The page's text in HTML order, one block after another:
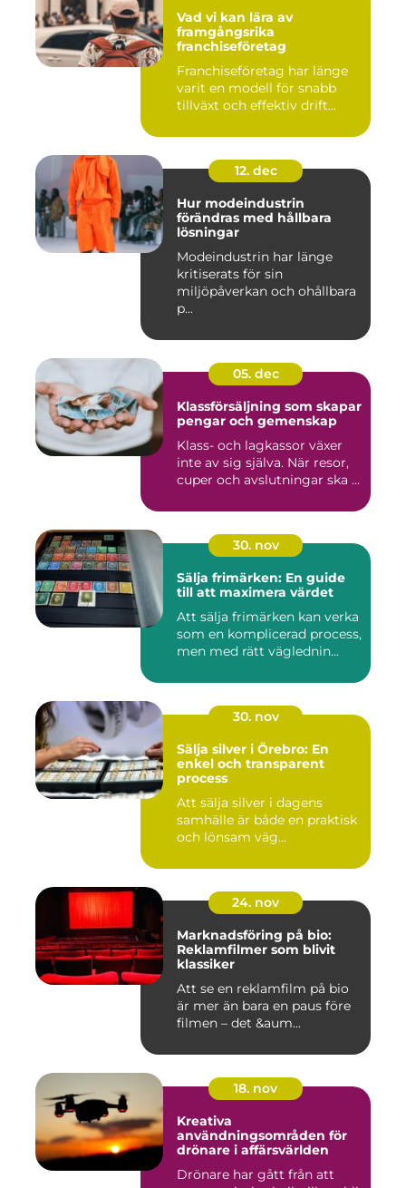
Vad vi kan lära av
framgångsrika
franchiseföretag
Franchiseföretag har länge
varit en modell för snabb
tillväxt och effektiv drift...
12. dec
Hur modeindustrin
förändras med hållbara
lösningar
Modeindustrin har länge
kritiserats för sin
miljöpåverkan och ohållbara
p...
05. dec
Klassförsäljning som skapar
pengar och gemenskap
Klass- och lagkassor växer
inte av sig själva. När resor,
cuper och avslutningar ska ...
30. nov
Sälja frimärken: En guide
till att maximera värdet
Att sälja frimärken kan verka
som en komplicerad process,
men med rätt väglednin...
30. nov
Sälja silver i Örebro: En
enkel och transparent
process
Att sälja silver i dagens
samhälle är både en praktisk
och lönsam väg...
24. nov
Marknadsföring på bio:
Reklamfilmer som blivit
klassiker
Att se en reklamfilm på bio
är mer än bara en paus före
filmen – det &aum...
18. nov
Kreativa
användningsområden för
drönare i affärsvärlden
Drönare har gått från att